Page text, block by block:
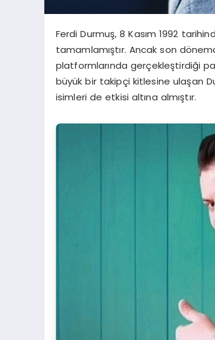
Ferdi Durmuş, 8 Kasım 1992
tamamlamıştır. Ancak son
platformlarında gerçekleştirdiği
büyük bir takipçi kitlesine ulaşan
isimleri de etkisi altına almıştır.